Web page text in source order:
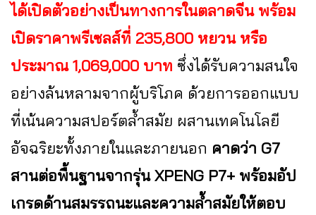
ได้เปิดตัวอย่างเป็นทางการในตลาดจีน พร้อม
เปิดราคาพรีเซลส์ที่ 235,800 หยวน หรือ
ประมาณ 1,069,000 บาท ซึ่งได้รับความสนใจ
อย่างล้นหลามจากผู้บริโภค ด้วยการออกแบบ
ที่เน้นความสปอร์ตล้ำสมัย ผสานเทคโนโลยี
อัจฉริยะทั้งภายในและภายนอก คาดว่า G7
สานต่อพื้นฐานจากรุ่น XPENG P7+ พร้อมอัป
เกรดด้านสมรรถนะและความล้ำสมัยให้ตอบ